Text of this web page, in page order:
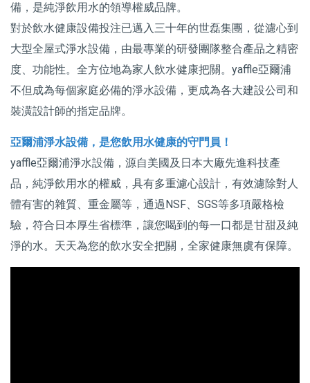
備，是純淨飲用水的領導權威品牌。
對於飲水健康設備投注已邁入三十年的世磊集團，從濾心到
大型全屋式淨水設備，由最專業的研發團隊整合產品之精密
度、功能性。全方位地為家人飲水健康把關。yaffle亞爾浦
不但成為每個家庭必備的淨水設備，更成為各大建設公司和
裝潢設計師的指定品牌。
亞爾浦淨水設備，是您飲用水健康的守門員！
yaffle亞爾浦淨水設備，源自美國及日本大廠先進科技產
品，純淨飲用水的權威，具有多重濾心設計，有效濾除對人
體有害的雜質、重金屬等，通過NSF、SGS等多項嚴格檢
驗，符合日本厚生省標準，讓您喝到的每一口都是甘甜及純
淨的水。天天為您的飲水安全把關，全家健康無虞有保障。